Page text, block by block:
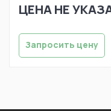
ЦЕНА НЕ
Запросить цену